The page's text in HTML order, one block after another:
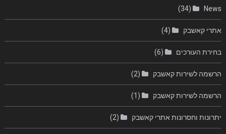
News
(34)
אתרי קאשבק (4)
בחירת העורכים (6)
הרשמה לשירות קאשבק (2)
הרשמה לשירות קאשבק (1)
יתרונות וחסרונות אתרי קאשבק (2)